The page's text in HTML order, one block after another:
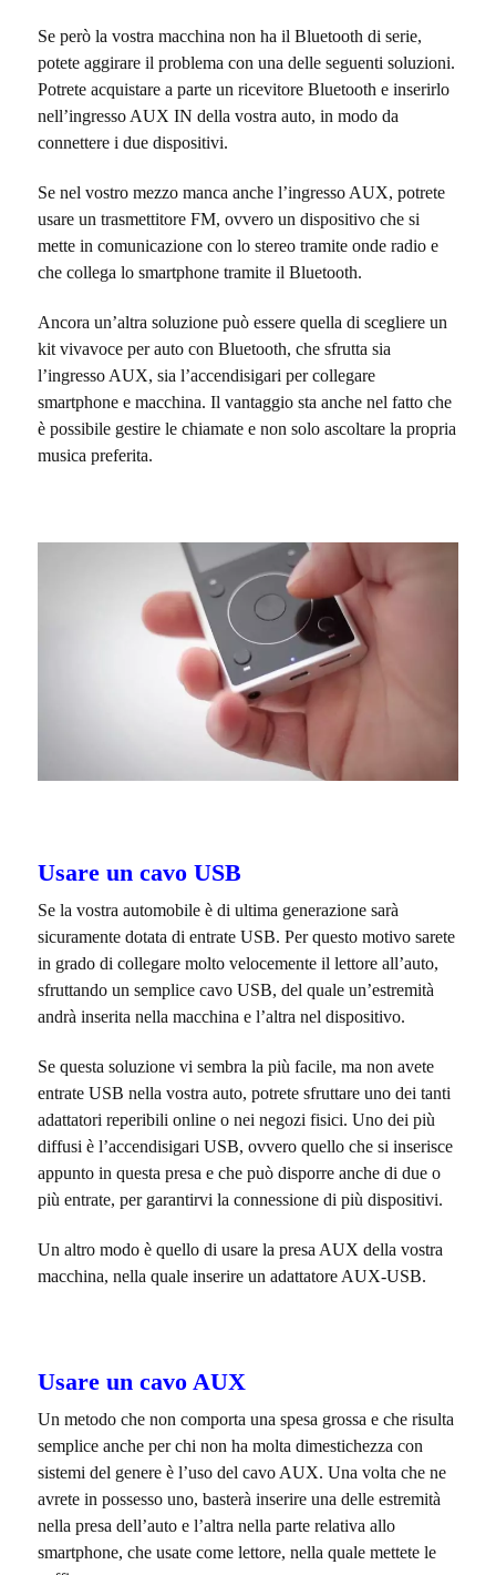
Se però la vostra macchina non ha il Bluetooth di serie,
potete aggirare il problema con una delle seguenti soluzioni.
Potrete acquistare a parte un ricevitore Bluetooth e inserirlo
nell’ingresso AUX IN della vostra auto, in modo da
connettere i due dispositivi.
Se nel vostro mezzo manca anche l’ingresso AUX, potrete
usare un trasmettitore FM, ovvero un dispositivo che si
mette in comunicazione con lo stereo tramite onde radio e
che collega lo smartphone tramite il Bluetooth.
Ancora un’altra soluzione può essere quella di scegliere un
kit vivavoce per auto con Bluetooth, che sfrutta sia
l’ingresso AUX, sia l’accendisigari per collegare
smartphone e macchina. Il vantaggio sta anche nel fatto che
è possibile gestire le chiamate e non solo ascoltare la propria
musica preferita.
Usare un cavo USB
Se la vostra automobile è di ultima generazione sarà
sicuramente dotata di entrate USB. Per questo motivo sarete
in grado di collegare molto velocemente il lettore all’auto,
sfruttando un semplice cavo USB, del quale un’estremità
andrà inserita nella macchina e l’altra nel dispositivo.
Se questa soluzione vi sembra la più facile, ma non avete
entrate USB nella vostra auto, potrete sfruttare uno dei tanti
adattatori reperibili online o nei negozi fisici. Uno dei più
diffusi è l’accendisigari USB, ovvero quello che si inserisce
appunto in questa presa e che può disporre anche di due o
più entrate, per garantirvi la connessione di più dispositivi.
Un altro modo è quello di usare la presa AUX della vostra
macchina, nella quale inserire un adattatore AUX-USB.
Usare un cavo AUX
Un metodo che non comporta una spesa grossa e che risulta
semplice anche per chi non ha molta dimestichezza con
sistemi del genere è l’uso del cavo AUX. Una volta che ne
avrete in possesso uno, basterà inserire una delle estremità
nella presa dell’auto e l’altra nella parte relativa allo
smartphone, che usate come lettore, nella quale mettete le